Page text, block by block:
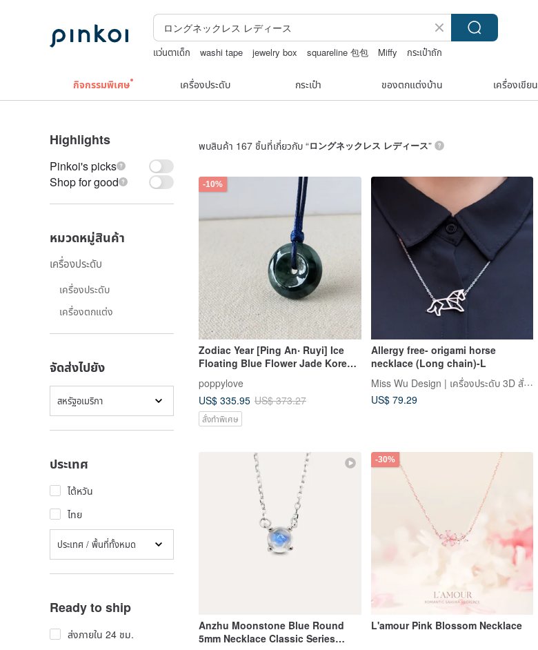
แว่นตาเด็ก washi tape jewelry box squareline 包包 Miffy
กระเป๋าถัก
กิจกรรมพิเศษ เครื่องประดับ กระเป๋า ของตกแต่งบ้าน เครื่องเขียน
Highlights
Pinkoi's picks
Shop for good
หมวดหมู่สินค้า
เครื่องประดับ
เครื่องประดับ
เครื่องตกแต่ง
จัดส่งไปยัง
สหรัฐอเมริกา
ประเทศ
ไต้หวัน
ไทย
ประเทศ / พื้นที่ทั้งหมด
Ready to ship
ส่งภายใน 24 ชม.
พบสินค้า 167 ชิ้นที่เกี่ยวกับ “ロングネックレス レディース”
-10%
Zodiac Year [Ping An‧ Ruyi] Ice
Floating Blue Flower Jade Korean
poppylove
US$ 335.95 US$ 373.27
สั่งทำพิเศษ
Allergy free- origami horse
necklace (Long chain)-L
Miss Wu Design | เครื่องประดับ 3D สั่งทำพิเศษ
US$ 79.29
Anzhu Moonstone Blue Round
5mm Necklace Classic Series
-30%
L'amour Pink Blossom Necklace